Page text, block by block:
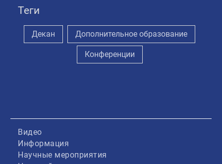
Теги
Декан Дополнительное образование
Конференции
Видео
Информация
Научные мероприятия